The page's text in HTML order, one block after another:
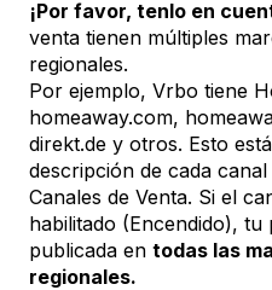
¡Por favor, tenlo en
venta tienen múltiples
regionales.
Por ejemplo, Vrbo tiene
homeaway.com,
direkt.de y otros. Esto
descripción de cada
Canales de Venta. Si el
habilitado (Encendido), tu
publicada en todas las
regionales.